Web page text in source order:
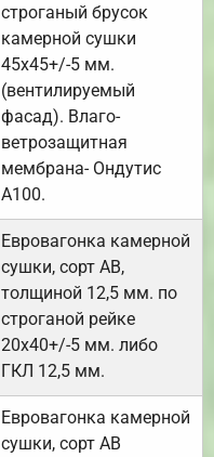
строганый брусок
камерной сушки
45х45+/-5 мм.
(вентилируемый
фасад). Влаго-
ветрозащитная
мембрана- Ондутис
А100.
Евровагонка камерной
сушки, сорт АВ,
толщиной 12,5 мм. по
строганой рейке
20х40+/-5 мм. либо
ГКЛ 12,5 мм.
Евровагонка камерной
сушки, сорт АВ